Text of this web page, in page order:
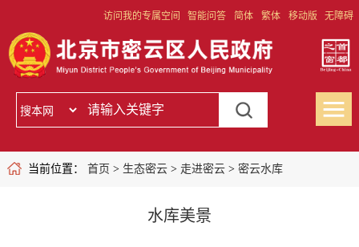
访问我的专属空间 智能问答 简体 繁体 移动版 无障碍
当前位置： 首页 > 生态密云> 走进密云> 密云水库
水库美景